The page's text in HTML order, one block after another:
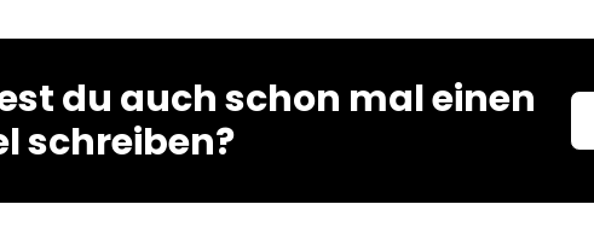
du auch schon mal einen
schreiben?